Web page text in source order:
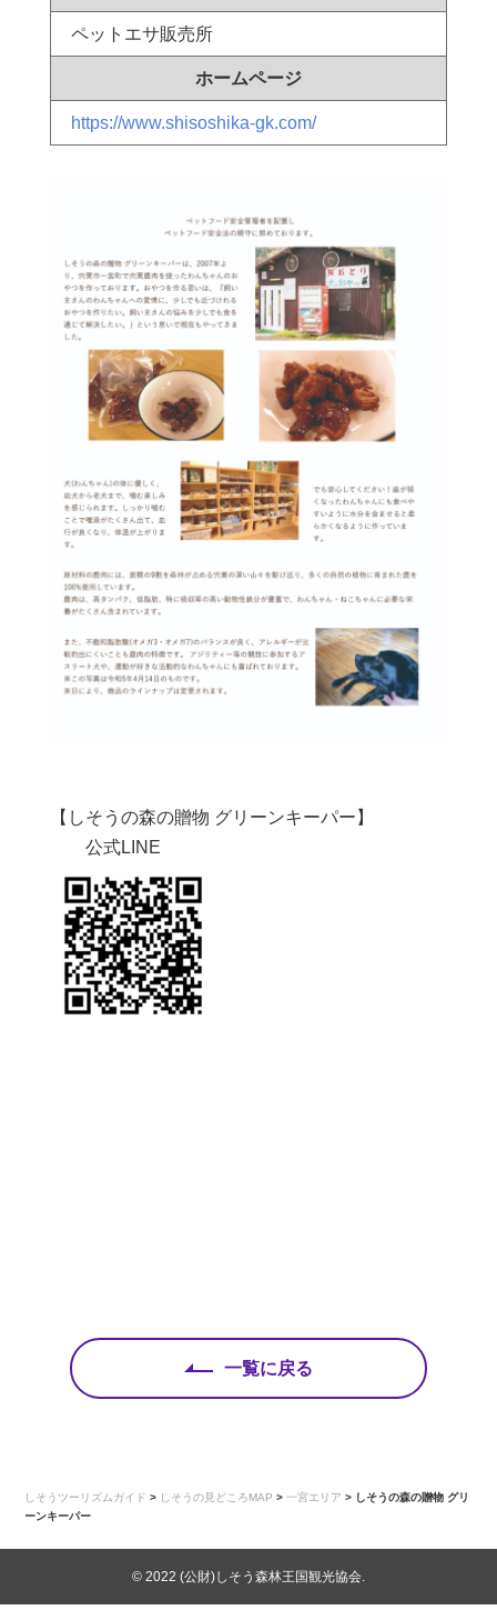
ペットエサ販売所
ホームページ
https://www.shisoshika-gk.com/
【しそうの森の贈物 グリーンキーパー】
公式LINE
一覧に戻る
しそうツーリズムガイド > しそうの見どころMAP >一宮エリア > しそうの森の贈物 グリ
ーンキーパー
© 2022 (公財)しそう森林王国観光協会.